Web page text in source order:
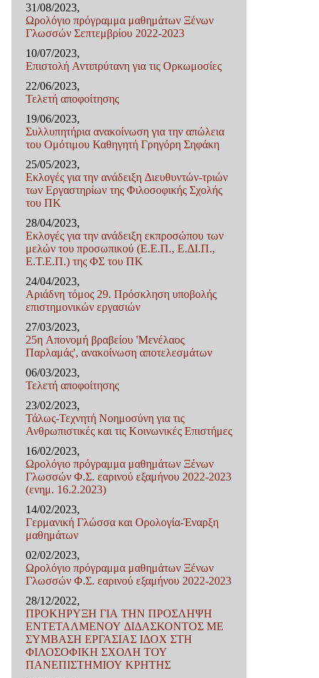
31/08/2023,
Ωρολόγιο πρόγραμμα μαθημάτων Ξένων
Γλωσσών Σεπτεμβρίου 2022-2023
10/07/2023,
Επιστολή Αντιπρύτανη για τις Ορκωμοσίες
22/06/2023,
Τελετή αποφοίτησης
19/06/2023,
Συλλυπητήρια ανακοίνωση για την απώλεια
του Ομότιμου Καθηγητή Γρηγόρη Σηφάκη
25/05/2023,
Εκλογές για την ανάδειξη Διευθυντών-τριών
των Εργαστηρίων της Φιλοσοφικής Σχολής
του ΠΚ
28/04/2023,
Εκλογές για την ανάδειξη εκπροσώπου των
μελών του προσωπικού (Ε.Ε.Π., Ε.ΔΙ.Π.,
Ε.Τ.Ε.Π.) της ΦΣ του ΠΚ
24/04/2023,
Αριάδνη τόμος 29. Πρόσκληση υποβολής
επιστημονικών εργασιών
27/03/2023,
25η Απονομή βραβείου 'Μενέλαος
Παρλαμάς', ανακοίνωση αποτελεσμάτων
06/03/2023,
Τελετή αποφοίτησης
23/02/2023,
Τάλως-Τεχνητή Νοημοσύνη για τις
Ανθρωπιστικές και τις Κοινωνικές Επιστήμες
16/02/2023,
Ωρολόγιο πρόγραμμα μαθημάτων Ξένων
Γλωσσών Φ.Σ. εαρινού εξαμήνου 2022-2023
(ενημ. 16.2.2023)
14/02/2023,
Γερμανική Γλώσσα και Ορολογία-Έναρξη
μαθημάτων
02/02/2023,
Ωρολόγιο πρόγραμμα μαθημάτων Ξένων
Γλωσσών Φ.Σ. εαρινού εξαμήνου 2022-2023
28/12/2022,
ΠΡΟΚΗΡΥΞΗ ΓΙΑ ΤΗΝ ΠΡΟΣΛΗΨΗ
ΕΝΤΕΤΑΛΜΕΝΟΥ ΔΙΔΑΣΚΟΝΤΟΣ ΜΕ
ΣΥΜΒΑΣΗ ΕΡΓΑΣΙΑΣ ΙΔΟX ΣΤΗ
ΦΙΛΟΣΟΦΙΚΗ ΣΧΟΛΗ ΤΟΥ
ΠΑΝΕΠΙΣΤΗΜΙΟΥ ΚΡΗΤΗΣ